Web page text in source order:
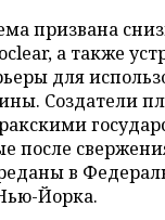
призвана
а также
для
Создатели
после
в
Йорка.